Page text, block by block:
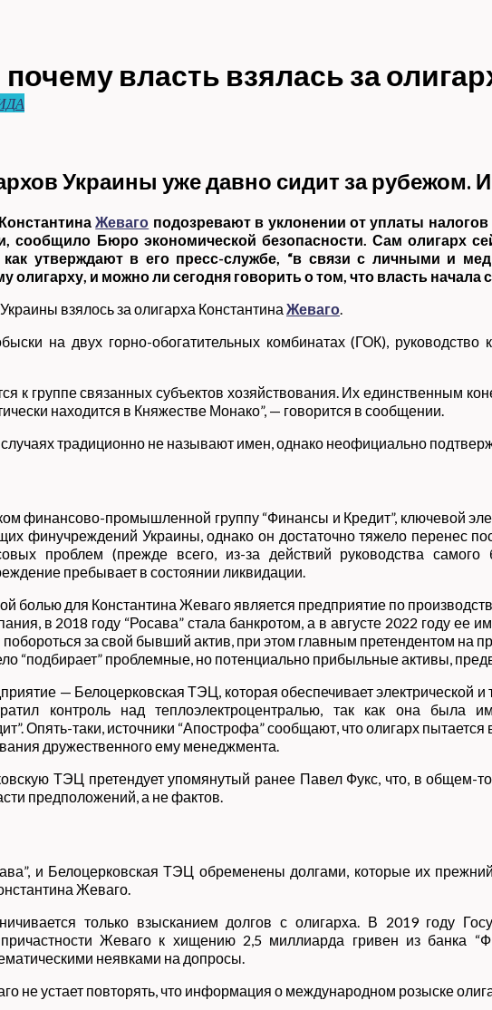
власть взялась за
Украины уже давно сидит за рубежом.
Жеваго подозревают в уклонении от уплаты
сообщило Бюро экономической безопасности. Сам олигарх
утверждают в его пресс-службе, “в связи с личными и
олигарху, и можно ли сегодня говорить о том, что власть
взялось за олигарха Константина Жеваго.
на двух горно-обогатительных комбинатах (ГОК),
к группе связанных субъектов хозяйствования. Их единственным
находится в Княжестве Монако”, — говорится в сообщении.
традиционно не называют имен, однако неофициально
финансово-промышленной группу “Финансы и Кредит”, ключевой
финучреждений Украины, однако он достаточно тяжело перенес
проблем (прежде всего, из-за действий руководства
пребывает в состоянии ликвидации.
болью для Константина Жеваго является предприятие по
в 2018 году “Росава” стала банкротом, а в августе 2022 году
за свой бывший актив, при этом главным претендентом на
“подбирает” проблемные, но потенциально прибыльные активы,
— Белоцерковская ТЭЦ, которая обеспечивает электрической
контроль над теплоэлектроцентралью, так как она была
Опять-таки, источники “Апострофа” сообщают, что олигарх
дружественного ему менеджмента.
ТЭЦ претендует упомянутый ранее Павел Фукс, что, в общем-
предположений, а не фактов.
и Белоцерковская ТЭЦ обременены долгами, которые их
Жеваго.
только взысканием долгов с олигарха. В 2019 году
Жеваго к хищению 2,5 миллиарда гривен из банка
неявками на допросы.
не устает повторять, что информация о международном розыске